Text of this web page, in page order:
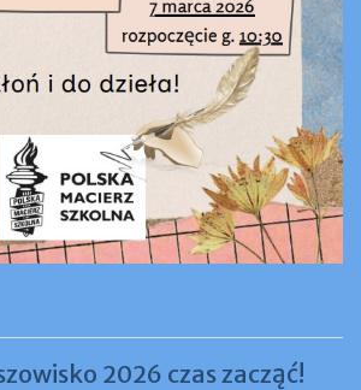
2026 czas zacząć!